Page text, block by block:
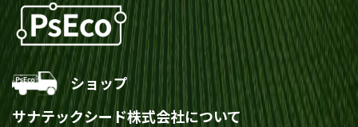
ショップ
サナテックシード株式会社について